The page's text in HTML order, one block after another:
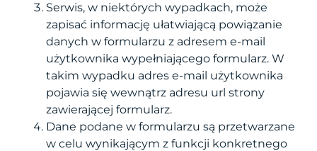
Serwis, w niektórych wypadkach, może
zapisać informację ułatwiającą powiązanie
danych w formularzu z adresem e-mail
użytkownika wypełniającego formularz. W
takim wypadku adres e-mail użytkownika
pojawia się wewnątrz adresu url strony
zawierającej formularz.
Dane podane w formularzu są przetwarzane
w celu wynikającym z funkcji konkretnego